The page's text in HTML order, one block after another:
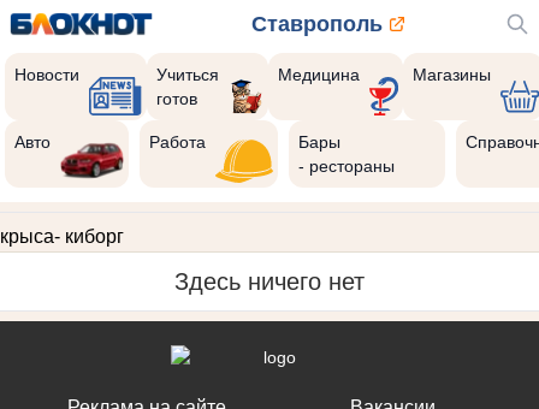
Ставрополь
Новости
Учиться
готов
Медицина Магазины
Авто Работа
Бары
- рестораны
крыса- киборг
Здесь ничего нет